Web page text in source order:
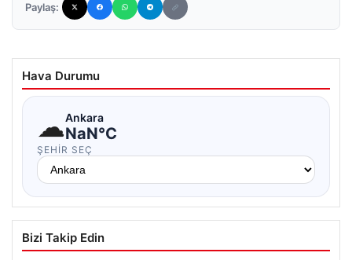
Paylaş:
Hava Durumu
☁Ankara
NaN°C
ŞEHIR SEÇ
Bizi Takip Edin